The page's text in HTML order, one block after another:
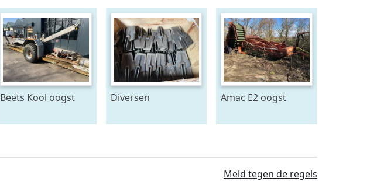
Beets Kool oogst
Diversen
FARMTEC ERMO
Amac E2 oogst
Meld tegen de regels